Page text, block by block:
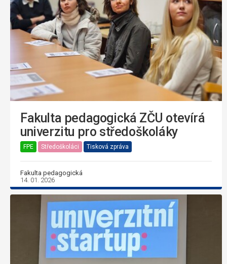
Fakulta pedagogická ZČU otevírá
univerzitu pro středoškoláky
FPE Středoškoláci Tisková zpráva
Fakulta pedagogická
14. 01. 2026